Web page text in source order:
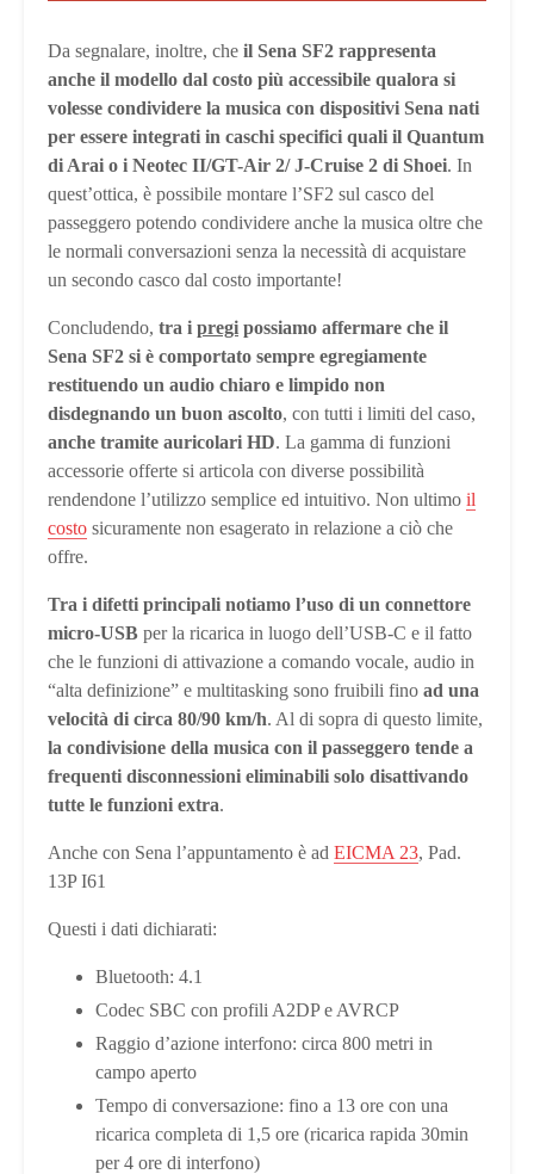
Da segnalare, inoltre, che il Sena SF2 rappresenta
anche il modello dal costo più accessibile qualora si
volesse condividere la musica con dispositivi Sena nati
per essere integrati in caschi specifici quali il Quantum
di Arai o i Neotec II/GT-Air 2/ J-Cruise 2 di Shoei. In
quest’ottica, è possibile montare l’SF2 sul casco del
passeggero potendo condividere anche la musica oltre che
le normali conversazioni senza la necessità di acquistare
un secondo casco dal costo importante!
Concludendo, tra i pregi possiamo affermare che il
Sena SF2 si è comportato sempre egregiamente
restituendo un audio chiaro e limpido non
disdegnando un buon ascolto, con tutti i limiti del caso,
anche tramite auricolari HD. La gamma di funzioni
accessorie offerte si articola con diverse possibilità
rendendone l’utilizzo semplice ed intuitivo. Non ultimo il
costo sicuramente non esagerato in relazione a ciò che
offre.
Tra i difetti principali notiamo l’uso di un connettore
micro-USB per la ricarica in luogo dell’USB-C e il fatto
che le funzioni di attivazione a comando vocale, audio in
“alta definizione” e multitasking sono fruibili fino ad una
velocità di circa 80/90 km/h. Al di sopra di questo limite,
la condivisione della musica con il passeggero tende a
frequenti disconnessioni eliminabili solo disattivando
tutte le funzioni extra.
Anche con Sena l’appuntamento è ad EICMA 23, Pad.
13P I61
Questi i dati dichiarati:
Bluetooth: 4.1
Codec SBC con profili A2DP e AVRCP
Raggio d’azione interfono: circa 800 metri in
campo aperto
Tempo di conversazione: fino a 13 ore con una
ricarica completa di 1,5 ore (ricarica rapida 30min
per 4 ore di interfono)